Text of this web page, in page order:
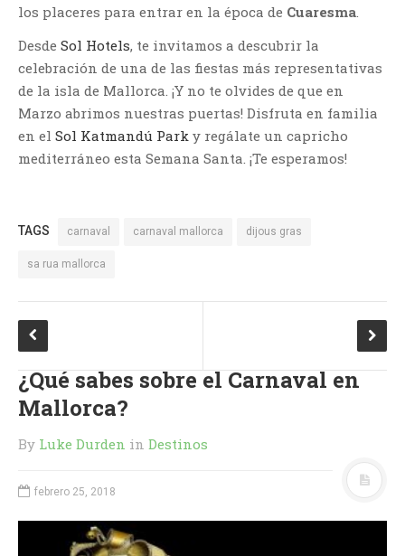
los placeres para entrar en la época de Cuaresma
Desde Sol Hotels, te invitamos a descubrir la
celebración de una de las fiestas más representativas
de la isla de Mallorca. ¡Y no te olvides de que en
Marzo abrimos nuestras puertas! Disfruta en familia
en el Sol Katmandú Park y regálate un capricho
mediterráneo esta Semana Santa. ¡Te esperamos!
TAGS carnaval carnaval mallorca dijous gras
sa rua mallorca
¿Qué sabes sobre el Carnaval en
Mallorca?
By Luke Durden in Destinos
febrero 25, 2018